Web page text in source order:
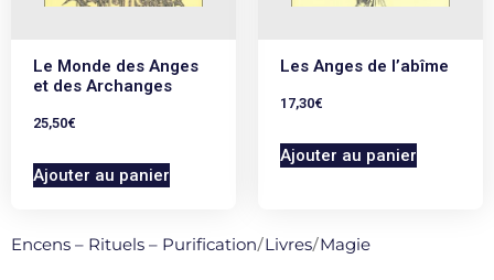
Le Monde des Anges
et des Archanges
25,50€
Ajouter au panier
Les Anges de l’abîme
17,30€
Ajouter au panier
Encens – Rituels – Purification/Livres/Magie